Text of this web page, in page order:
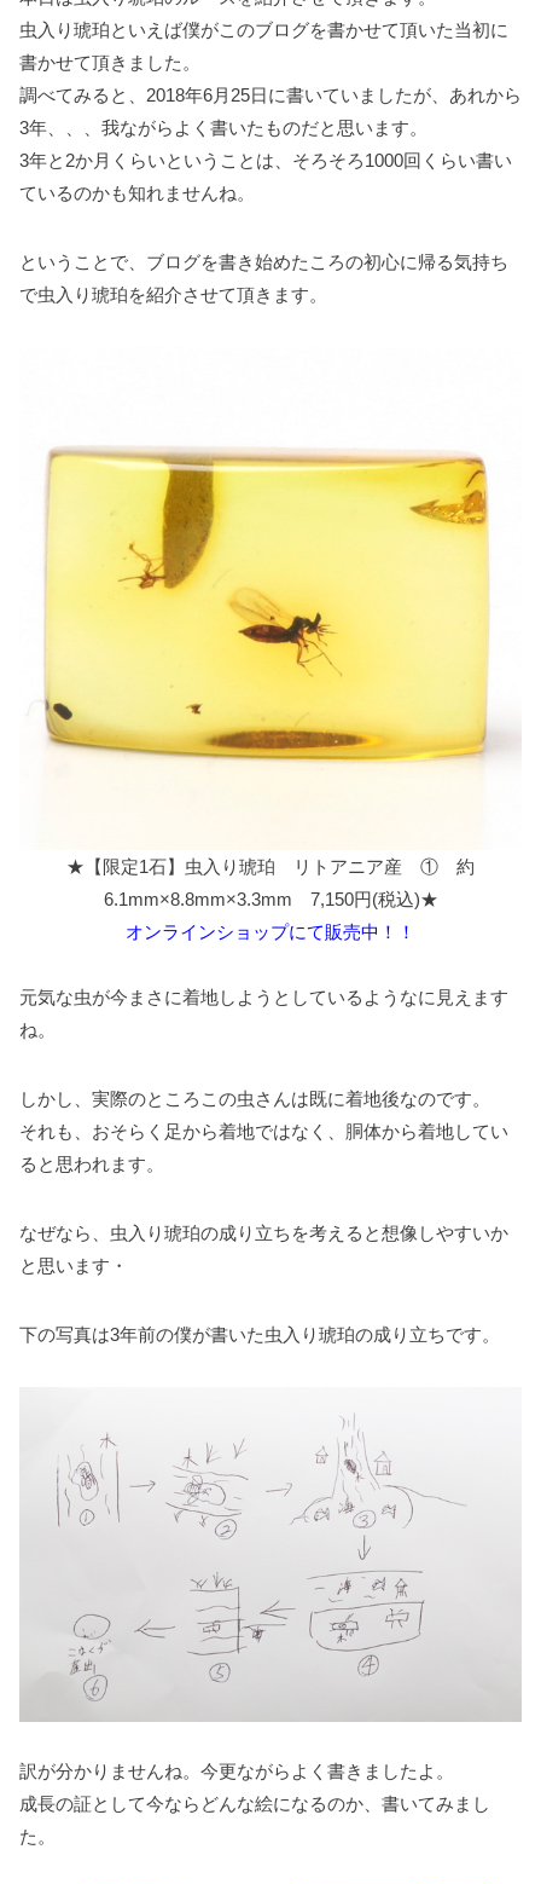
o
k
r
s
虫入り琥珀といえば僕がこのブログを書かせて頂いた当初に
書かせて頂きました。
調べてみると、2018年6月25日に書いていましたが、あれから
3年、、、我ながらよく書いたものだと思います。
3年と2か月くらいということは、そろそろ1000回くらい書い
ているのかも知れませんね。
ということで、ブログを書き始めたころの初心に帰る気持ち
で虫入り琥珀を紹介させて頂きます。
★【限定1石】虫入り琥珀 リトアニア産 ① 約
6.1mm×8.8mm×3.3mm 7,150円(税込)★
オンラインショップにて販売中！！
元気な虫が今まさに着地しようとしているようなに見えます
ね。
しかし、実際のところこの虫さんは既に着地後なのです。
それも、おそらく足から着地ではなく、胴体から着地してい
ると思われます。
なぜなら、虫入り琥珀の成り立ちを考えると想像しやすいか
と思います・
下の写真は3年前の僕が書いた虫入り琥珀の成り立ちです。
訳が分かりませんね。今更ながらよく書きましたよ。
成長の証として今ならどんな絵になるのか、書いてみまし
た。